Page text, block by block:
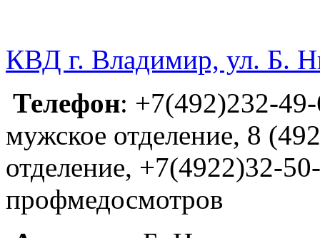
КВД г. Владимир, ул. Б.
Телефон: +7(492)232-
мужское отделение, 8
отделение, +7(4922)32-
профмедосмотров